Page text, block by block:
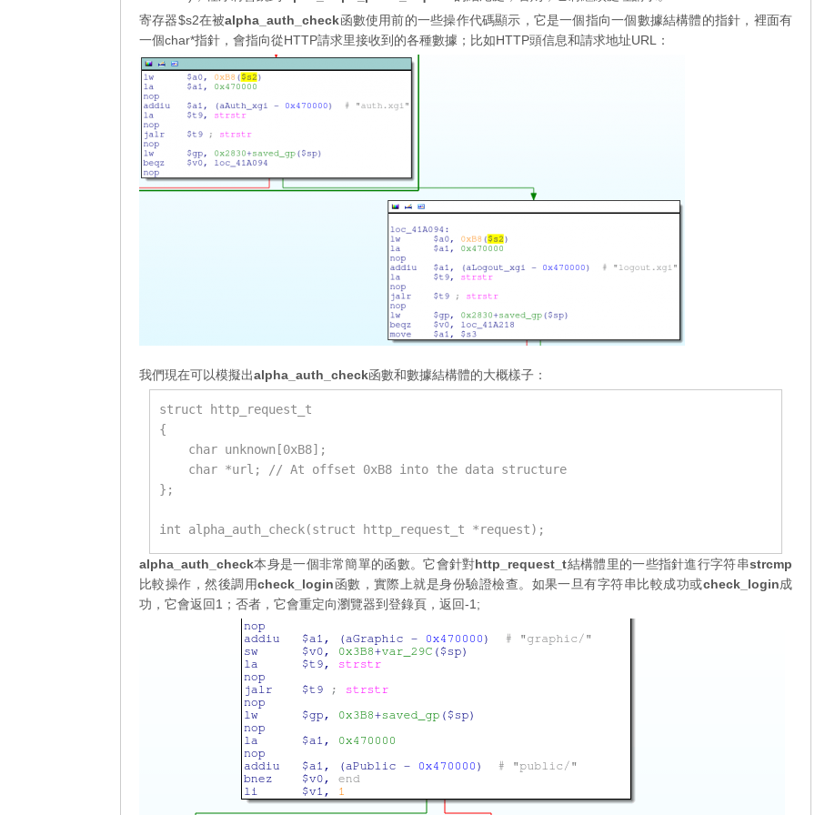
寄存器$s2在被alpha_auth_check函數使用前的一些操作代碼顯示，它是一個指向一個數據結構體的指針，裡面有
一個char*指針，會指向從HTTP請求里接收到的各種數據；比如HTTP頭信息和請求地址URL：
我們現在可以模擬出alpha_auth_check函數和數據結構體的大概樣子：
struct http_request_t
{
    char unknown[0xB8];
    char *url; // At offset 0xB8 into the data structure
};
int alpha_auth_check(struct http_request_t *request);
alpha_auth_check本身是一個非常簡單的函數。它會針對http_request_t結構體里的一些指針進行字符串strcmp
比較操作，然後調用check_login函數，實際上就是身份驗證檢查。如果一旦有字符串比較成功或check_login成
功，它會返回1；否者，它會重定向瀏覽器到登錄頁，返回-1;